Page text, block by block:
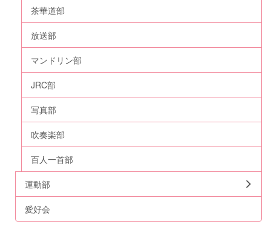
茶華道部
放送部
マンドリン部
JRC部
写真部
吹奏楽部
百人一首部
運動部
愛好会